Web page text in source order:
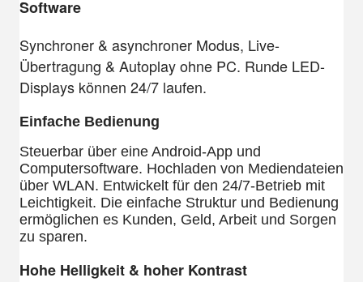
Software
Synchroner & asynchroner Modus, Live-
Übertragung & Autoplay ohne PC. Runde LED-
Displays können 24/7 laufen.
Einfache Bedienung
Steuerbar über eine Android-App und
Computersoftware. Hochladen von Mediendateien
über WLAN. Entwickelt für den 24/7-Betrieb mit
Leichtigkeit. Die einfache Struktur und Bedienung
ermöglichen es Kunden, Geld, Arbeit und Sorgen
zu sparen.
Hohe Helligkeit & hoher Kontrast